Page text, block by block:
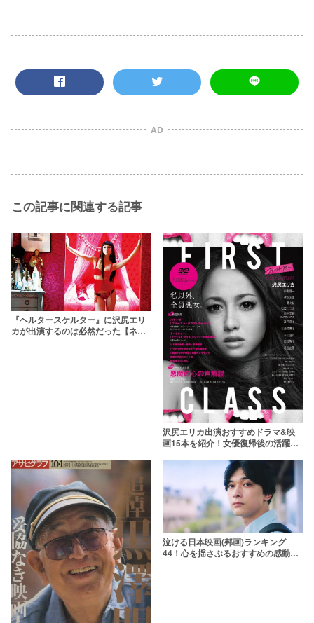
AD
この記事に関連する記事
『ヘルタースケルター』に沢尻エリ
カが出演するのは必然だった【ネタ
沢尻エリカ出演おすすめドラマ&映
画15本を紹介！女優復帰後の活躍が
泣ける日本映画(邦画)ランキング
44！心を揺さぶるおすすめの感動作